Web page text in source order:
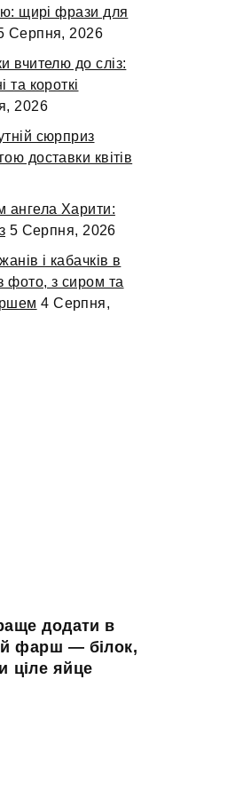
щирі фрази для
Серпня, 2026
вчителю до сліз:
та короткі
2026
сюрприз
доставки квітів
ангела Харити:
5 Серпня, 2026
і кабачків в
фото, з сиром та
4 Серпня,
додати в
фарш — білок,
ціле яйце